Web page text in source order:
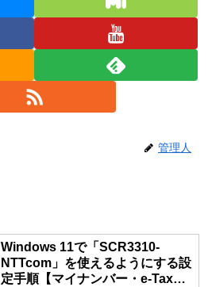
管理人
Windows 11で「SCR3310-
NTTcom」を使えるようにする設
定手順【マイナンバー・e-Tax対